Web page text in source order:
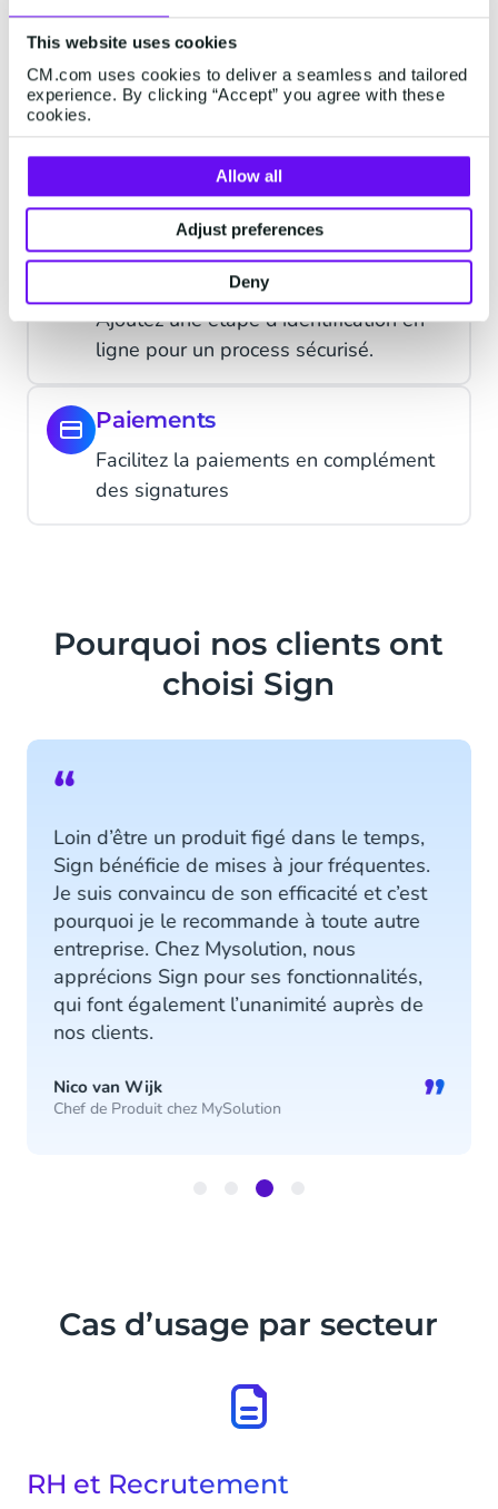
This website uses cookies
CM.com uses cookies to deliver a seamless and tailored
experience. By clicking “Accept” you agree with these
cookies.
Allow all
Adjust preferences
Deny
Créez des devis fiables et interactifs en
quelques clics.
Contrats
Créez des contrats grâce à des
templates préalablement approuvés.
Identification
Ajoutez une étape d’identification en
ligne pour un process sécurisé.
Paiements
Facilitez la paiements en complément
des signatures
Pourquoi nos clients ont
choisi Sign
“
Loin d’être un produit figé dans le temps,
Sign bénéficie de mises à jour fréquentes.
Je suis convaincu de son efficacité et c’est
pourquoi je le recommande à toute autre
entreprise. Chez Mysolution, nous
apprécions Sign pour ses fonctionnalités,
qui font également l’unanimité auprès de
nos clients.
Nico van Wijk
Chef de Produit chez MySolution ”
Cas d’usage par secteur
RH et Recrutement